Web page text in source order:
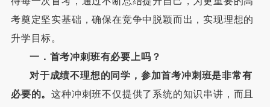
考奠定坚实基础，确保在竞争中脱颖而出，实现理想的
升学目标。
一． 首考冲刺班有必要上吗？
对于成绩不理想的同学，参加首考冲刺班是非常有
必要的。这种冲刺班不仅提供了系统的知识串讲，而且